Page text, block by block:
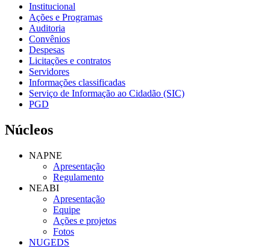
Institucional
Ações e Programas
Auditoria
Convênios
Despesas
Licitações e contratos
Servidores
Informações classificadas
Serviço de Informação ao Cidadão (SIC)
PGD
Núcleos
NAPNE
Apresentação
Regulamento
NEABI
Apresentação
Equipe
Ações e projetos
Fotos
NUGEDS